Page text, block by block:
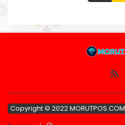
Copyright © 2022 MORUTPOS.COM